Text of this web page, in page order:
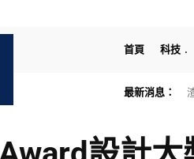
首頁 科技
最新消息： 渣